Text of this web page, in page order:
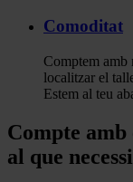
Comoditat
Comptem amb
localitzar el
Estem al teu
Compte amb
al que